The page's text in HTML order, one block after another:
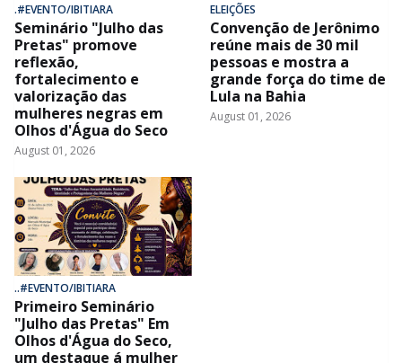
.#EVENTO/IBITIARA
Seminário "Julho das
Pretas" promove
reflexão,
fortalecimento e
valorização das
mulheres negras em
Olhos d'Água do Seco
August 01, 2026
ELEIÇÕES
Convenção de Jerônimo
reúne mais de 30 mil
pessoas e mostra a
grande força do time de
Lula na Bahia
August 01, 2026
..#EVENTO/IBITIARA
Primeiro Seminário
"Julho das Pretas" Em
Olhos d'Água do Seco,
um destaque á mulher